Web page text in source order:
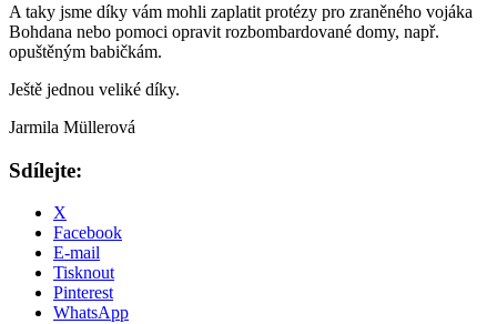
A taky jsme díky vám mohli zaplatit protézy pro zraněného vojáka
Bohdana nebo pomoci opravit rozbombardované domy, např.
opuštěným babičkám.
Ještě jednou veliké díky.
Jarmila Müllerová
Sdílejte:
X
Facebook
E-mail
Tisknout
Pinterest
WhatsApp